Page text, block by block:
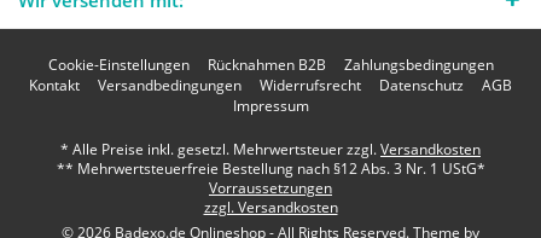
Cookie-Einstellungen Rücknahmen B2B
Zahlungsbedingungen
Kontakt
Versandbedingungen Widerrufsrecht Datenschutz
AGB
Impressum
* Alle Preise inkl. gesetzl. Mehrwertsteuer zzgl.Versandkosten
** Mehrwertsteuerfreie Bestellung nach §12 Abs. 3 Nr. 1 UStG*
Vorraussetzungen
zzgl. Versandkosten
© 2026 Badexo.de Onlineshop - All Rights Reserved. Theme by